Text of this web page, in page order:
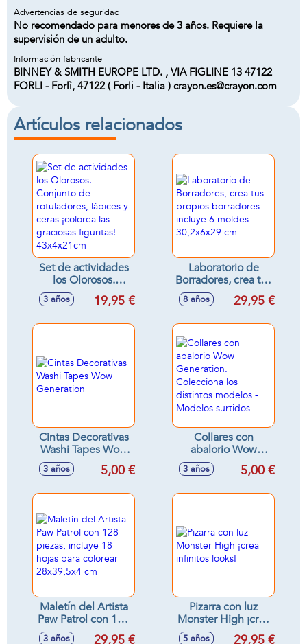
Advertencias de seguridad
No recomendado para menores de 3 años. Requiere la
supervisión de un adulto.
Información fabricante
BINNEY & SMITH EUROPE LTD. , VIA FIGLINE 13 47122
FORLI - Forlì, 47122 ( Forli - Italia ) crayon.es@crayon.com
Artículos relacionados
Set de actividades
los Olorosos.
Conjunto de
rotuladores, lápices
graciosas figuritas!
3 años 19,95 €
Laboratorio de
Borradores, crea tus
propios borradores
incluye 6 moldes
8 años 29,95 €
Cintas Decorativas
Washi Tapes Wow
Generation
3 años 5,00 €
Collares con
abalorio Wow
Generation.
Colecciona los
3 años 5,00 €
Maletín del Artista
Paw Patrol con 128
piezas, incluye 18
3 años 29,95 €
Pizarra con luz
Monster High ¡crea
infinitos looks!
5 años 29,95 €